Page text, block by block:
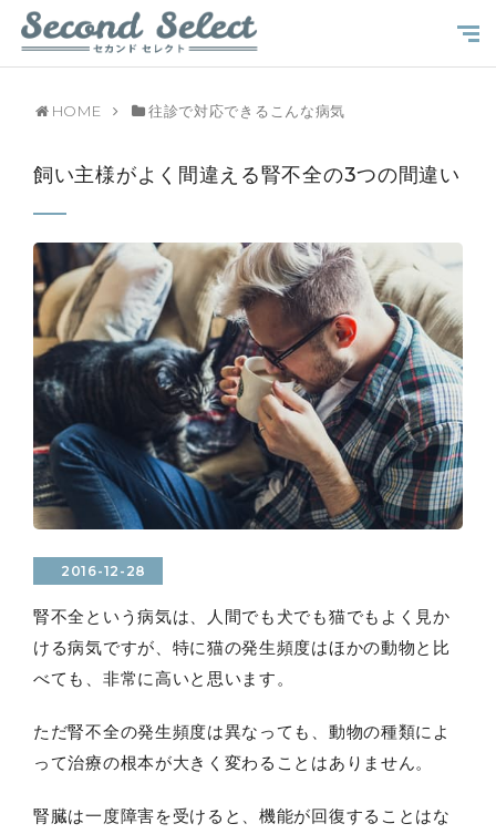
HOME 往診で対応できるこんな病気
飼い主様がよく間違える腎不全の3つの間違い
2016-12-28
腎不全という病気は、人間でも犬でも猫でもよく見か
ける病気ですが、特に猫の発生頻度はほかの動物と比
べても、非常に高いと思います。
ただ腎不全の発生頻度は異なっても、動物の種類によ
って治療の根本が大きく変わることはありません。
腎臓は一度障害を受けると、機能が回復することはな